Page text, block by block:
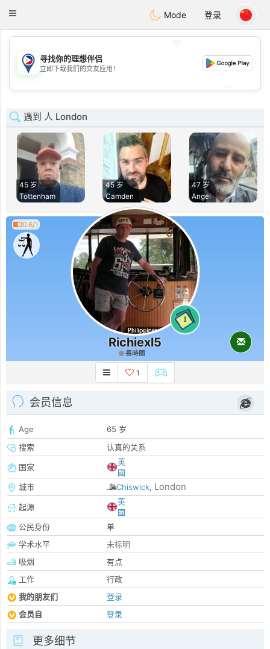
PhilippinesChat
Toggle
Mode 登录
💖
💕
寻找你的理想伴侣
立即下载我们的交友应用！
遇到 人 London
45 岁
Tottenham
45 岁
Camden
47 岁
Angel
0.6/1
1
Richiexl5
長時間
1
会员信息
Age
65 岁
搜索
认真的关系
国家
英
國
城市
Chiswick, London
起源
英
國
公民身份
单
学术水平
未标明
吸烟
有点
工作
行政
我的朋友们
登录
会员自
登录
更多细节